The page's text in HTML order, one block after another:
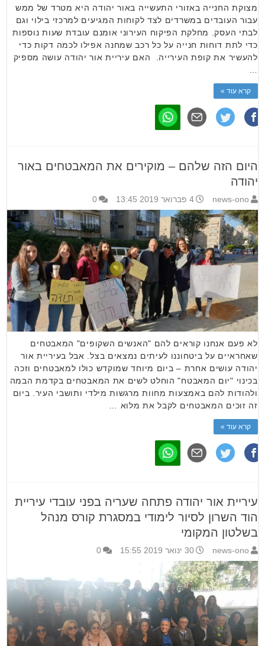
מצוקת החנייה באזורי התעשייה באור יהודה היא מטרד של ממש
עבור העובדים במשרדים לצד לקוחות המגיעים למרכזי בילוי וגם
לבתי העסק. מחלקת הפיקוח העירוני אומנם עובדת שעות נוספות
כדי לתת דוחות חנייה על כל רכב שמחנה אפילו לכמה דקות כדי
להעשיר את קופת העירייה. האם עיריית אור יהודה עושה מספיק
קרא עוד »
היום הזה שלהם – מוקירים את המאבטחים באור
יהודה
news-ono 4 פברואר 2019 13:45 0
לא פעם אנחנו קוראים להם "האנשים השקופים" המאבטחים
שאחראיים על ביטחוננו לעיתים נמצאים בצל. אבל בעיריית אור
יהודה עושים אחרת – ביום מיוחד שמוקדש כולו למאבטחים וזכה
בכינוי "יום המאבטח" הוחלט לשים את המאבטחים בקדמת הבמה
ולהודות להם באמצעות מחוות מרגשות מילדי ותושבי העיר. ביום
זה זוכים המאבטחים לקבל את מלוא …
קרא עוד »
עיריית אור יהודה פתחה שעריה בפני עובדי עיריית
הוד השרון לסיור לימודי במסגרת קורס מנהל
בשלטון המקומי
news-ono 30 ינואר 2019 15:55 0